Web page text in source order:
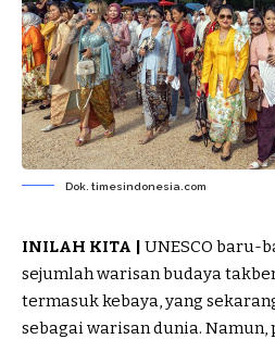
Dok. timesindonesia.com
INILAH KITA | UNESCO baru-
sejumlah warisan budaya
termasukkebaya, yang
sebagai warisan dunia.